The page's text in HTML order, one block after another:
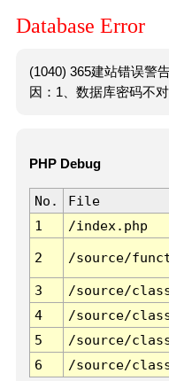
Database Error
(1040) 365建站错误警
因：1、数据库密码不
PHP Debug
No. File
1
/index.php
2 /source/
3 /source/
4
/source/
5
/source/
6
/source/